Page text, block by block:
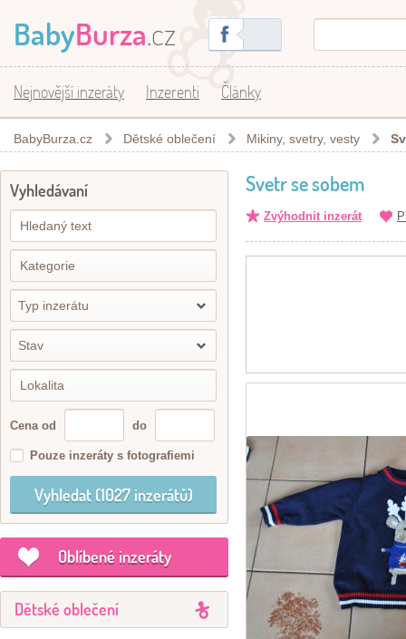
BabyBurza.cz
Nejnovější inzeráty Inzerenti Články
BabyBurza.cz Dětské oblečení Mikiny, svetry, vesty
Vyhledávaní
Typ inzerátu
Stav
Cena od do
Pouze inzeráty s fotografiemi
Oblíbené inzeráty
Dětské oblečení
Svetr se sobem
Zvýhodnit inzerát